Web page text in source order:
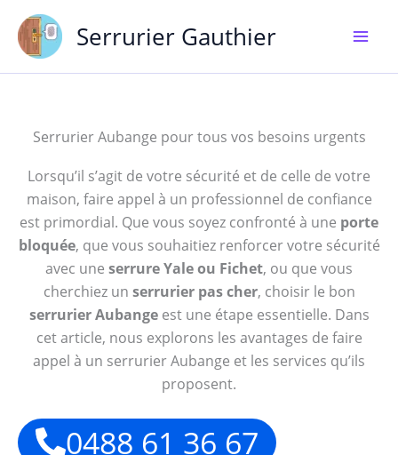
contenu
Serrurier Gauthier
Serrurier Aubange pour tous vos besoins urgents
Lorsqu’il s’agit de votre sécurité et de celle de votre
maison, faire appel à un professionnel de confiance
est primordial. Que vous soyez confronté à une porte
bloquée, que vous souhaitiez renforcer votre sécurité
avec une serrure Yale ou Fichet, ou que vous
cherchiez un serrurier pas cher, choisir le bon
serrurier Aubangeest une étape essentielle. Dans
cet article, nous explorons les avantages de faire
appel à un serrurier Aubange et les services qu’ils
proposent.
0488 61 36 67